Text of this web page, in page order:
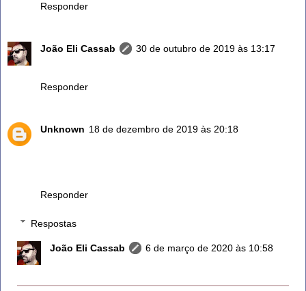
Responder
João Eli Cassab
30 de outubro de 2019 às 13:17
Responder
Unknown 18 de dezembro de 2019 às 20:18
Responder
Respostas
João Eli Cassab
6 de março de 2020 às 10:58